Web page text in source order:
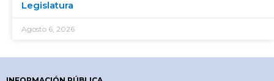
Legislatura
Agosto 6, 2026